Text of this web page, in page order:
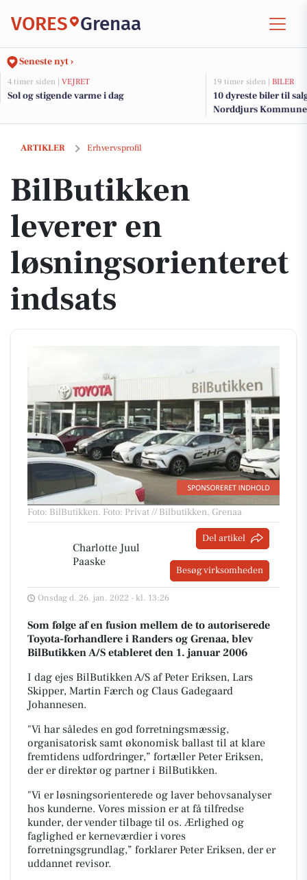
VORES Grenaa
Seneste nyt ›
4 timer siden | VEJRET
Sol og stigende varme i dag
19 timer siden | BILER
10 dyreste biler til
Norddjurs Kommune
ARTIKLER Erhvervsprofil
BilButikken leverer en løsningsorienteret indsats
BilButikken
leverer en
løsningsorienteret
indsats
Foto: BilButikken. Foto: Privat // Bilbutikken, Grenaa
Charlotte Juul
Paaske
Del artikel
Besøg virksomheden
Onsdag d. 26. jan. 2022 - kl. 13:26
Som følge af en fusion mellem de to autoriserede
Toyota-forhandlere i Randers og Grenaa, blev
BilButikken A/S etableret den 1. januar 2006
I dag ejes BilButikken A/S af Peter Eriksen, Lars
Skipper, Martin Færch og Claus Gadegaard
Johannesen.
"Vi har således en god forretningsmæssig,
organisatorisk samt økonomisk ballast til at klare
fremtidens udfordringer,” fortæller Peter Eriksen,
der er direktør og partner i BilButikken.
"Vi er løsningsorienterede og laver behovsanalyser
hos kunderne. Vores mission er at få tilfredse
kunder, der vender tilbage til os. Ærlighed og
faglighed er kerneværdier i vores
forretningsgrundlag,” forklarer Peter Eriksen, der er
uddannet revisor.